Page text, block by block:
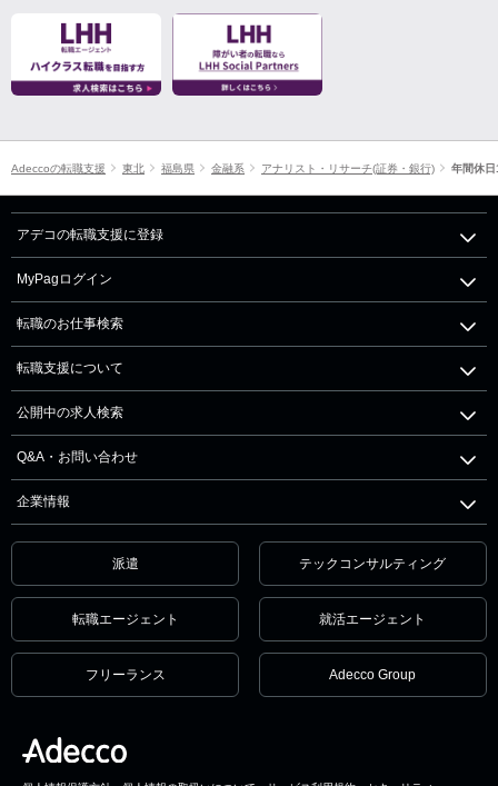
Adeccoの転職支援 東北 福島県 金融系 アナリスト・リサーチ(証券・銀行) 年間休
アデコの転職支援に登録
MyPagログイン
転職のお仕事検索
転職支援について
公開中の求人検索
Q&A・お問い合わせ
企業情報
派遣 テックコンサルティング
転職エージェント 就活エージェント
フリーランス Adecco Group